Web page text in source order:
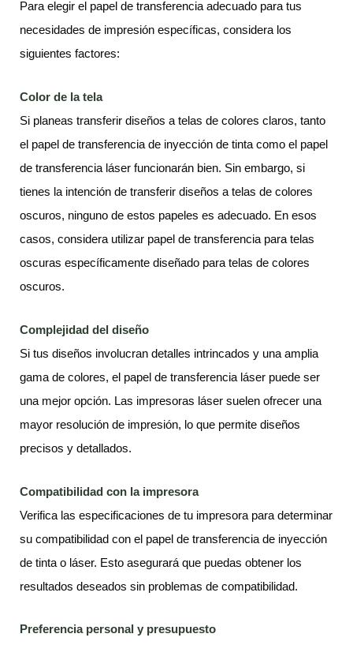
Para elegir el papel de transferencia adecuado para tus
necesidades de impresión específicas, considera los
siguientes factores:
Color de la tela
Si planeas transferir diseños a telas de colores claros, tanto
el papel de transferencia de inyección de tinta como el papel
de transferencia láser funcionarán bien. Sin embargo, si
tienes la intención de transferir diseños a telas de colores
oscuros, ninguno de estos papeles es adecuado. En esos
casos, considera utilizar papel de transferencia para telas
oscuras específicamente diseñado para telas de colores
oscuros.
Complejidad del diseño
Si tus diseños involucran detalles intrincados y una amplia
gama de colores, el papel de transferencia láser puede ser
una mejor opción. Las impresoras láser suelen ofrecer una
mayor resolución de impresión, lo que permite diseños
precisos y detallados.
Compatibilidad con la impresora
Verifica las especificaciones de tu impresora para determinar
su compatibilidad con el papel de transferencia de inyección
de tinta o láser. Esto asegurará que puedas obtener los
resultados deseados sin problemas de compatibilidad.
Preferencia personal y presupuesto